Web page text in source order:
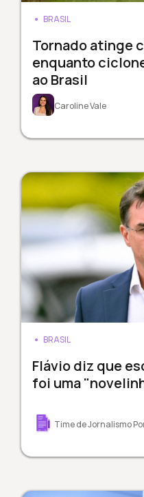
BRASIL
Tornado atinge
enquanto
ao Brasil
Caroline Vale
BRASIL
Flávio diz que
foi uma
Time de Jornalismo